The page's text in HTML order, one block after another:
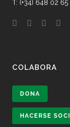
T: (+34) 648 02 65
COLABORA
DONA
HACERSE